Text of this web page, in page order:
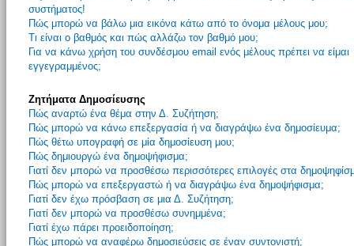
συστήματος!
Πώς μπορώ να βάλω μια εικόνα κάτω από το όνομα μέλους μου;
Τι είναι ο βαθμός και πώς αλλάζω τον βαθμό μου;
Για να κάνω χρήση του συνδέσμου email ενός μέλους πρέπει να είμαι
εγγεγραμμένος;
Ζητήματα Δημοσίευσης
Πώς αναρτώ ένα θέμα στην Δ. Συζήτηση;
Πώς μπορώ να κάνω επεξεργασία ή να διαγράψω ένα δημοσίευμα;
Πώς θέτω υπογραφή σε μία δημοσίευση μου;
Πώς δημιουργώ ένα δημοψήφισμα;
Γιατί δεν μπορώ να προσθέσω περισσότερες επιλογές στα
Πώς μπορώ να επεξεργαστώ ή να διαγράψω ένα δημοψήφισμα;
Γιατί δεν έχω πρόσβαση σε μια Δ. Συζήτηση;
Γιατί δεν μπορώ να προσθέσω συνημμένα;
Γιατί έχω πάρει προειδοποίηση;
Πώς μπορώ να αναφέρω δημοσιεύσεις σε έναν συντονιστή;